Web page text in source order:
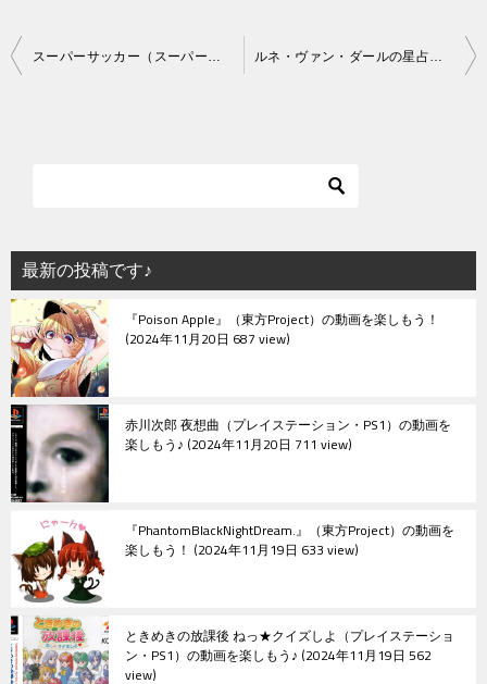
投
シ
ョ
ン
最新の投稿です♪
『Poison Apple』（東方Project）の動画を楽しもう！
2024年11月20日 687 view
赤川次郎 夜想曲（プレイステーション・PS1）の動画を
楽しもう♪ 2024年11月20日 711 view
『PhantomBlackNightDream.』（東方Project）の動画を
楽しもう！ 2024年11月19日 633 view
ときめきの放課後 ねっ★クイズしよ（プレイステーショ
ン・PS1）の動画を楽しもう♪ 2024年11月19日 562
view